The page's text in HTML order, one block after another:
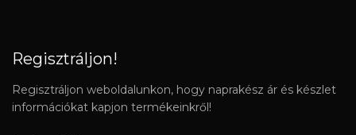
Regisztráljon!
Regisztráljon weboldalunkon, hogy naprakész ár és készlet
információkat kapjon termékeinkről!